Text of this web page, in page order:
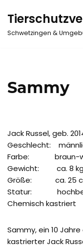
Zum
Inhalt
Schwetzingen &
Sammy
Jack Russel, geb.
Geschlecht:
Farbe: braun-
Gewicht: ca. 8 kg
Größe: ca. 25
Statur:
Chemisch kastriert
Sammy, ein 10
kastrierter Jack